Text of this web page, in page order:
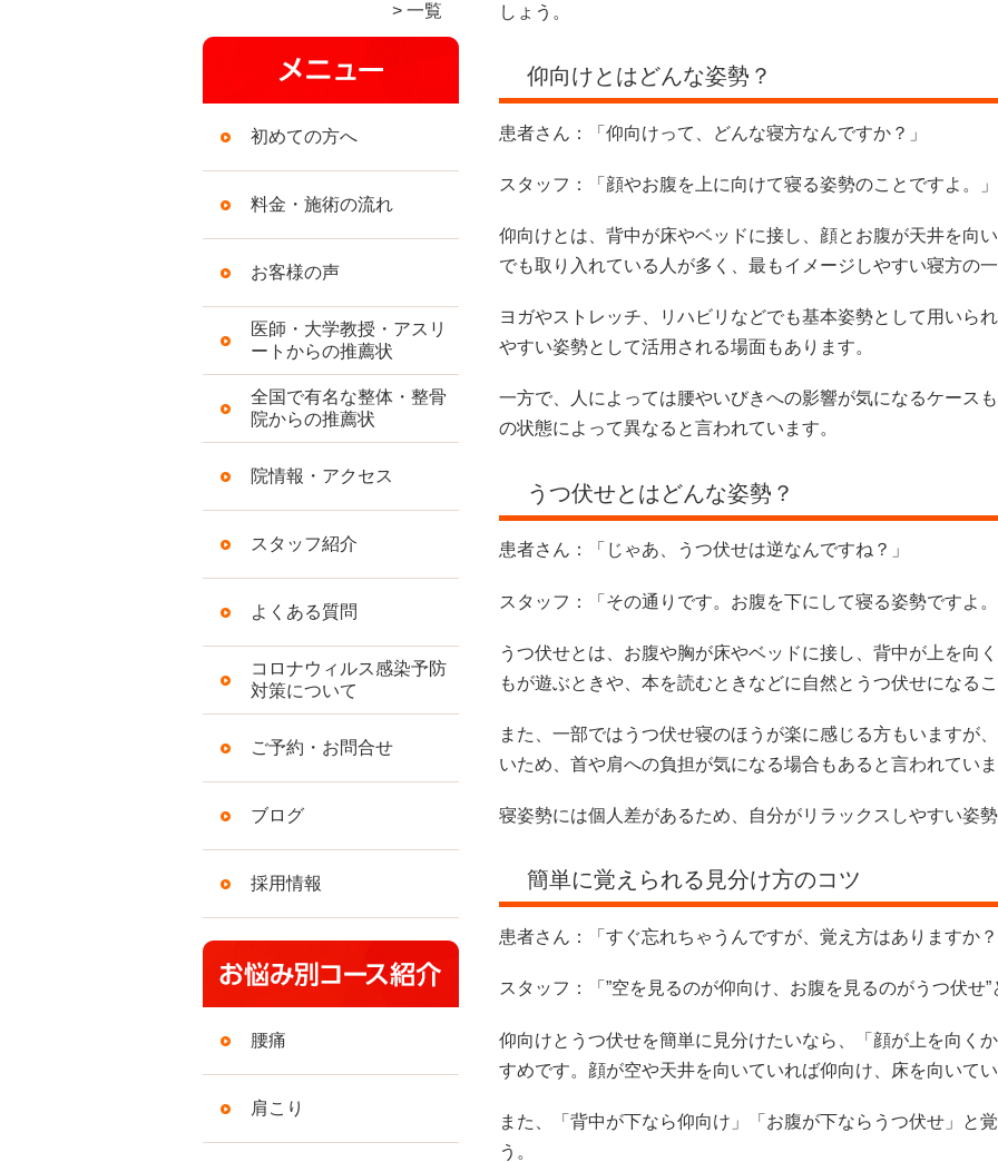
一覧
初めての方へ
料金・施術の流れ
お客様の声
医師・大学教授・アスリ
ートからの推薦状
全国で有名な整体・整骨
院からの推薦状
院情報・アクセス
スタッフ紹介
よくある質問
コロナウィルス感染予防
対策について
ご予約・お問合せ
ブログ
採用情報
腰痛
肩こり
しょう。
仰向けとはどんな姿勢？
患者さん：「仰向けって、どんな寝方なんですか？」
スタッフ：「顔やお腹を上に向けて寝る姿勢のことですよ。」
仰向けとは、背中が床やベッドに接し、顔とお腹が天井を向
でも取り入れている人が多く、最もイメージしやすい寝方の
ヨガやストレッチ、リハビリなどでも基本姿勢として用いら
やすい姿勢として活用される場面もあります。
一方で、人によっては腰やいびきへの影響が気になるケース
の状態によって異なると言われています。
うつ伏せとはどんな姿勢？
患者さん：「じゃあ、うつ伏せは逆なんですね？」
スタッフ：「その通りです。お腹を下にして寝る姿勢ですよ
うつ伏せとは、お腹や胸が床やベッドに接し、背中が上を向
もが遊ぶときや、本を読むときなどに自然とうつ伏せになる
また、一部ではうつ伏せ寝のほうが楽に感じる方もいますが
いため、首や肩への負担が気になる場合もあると言われてい
寝姿勢には個人差があるため、自分がリラックスしやすい姿
簡単に覚えられる見分け方のコツ
患者さん：「すぐ忘れちゃうんですが、覚え方はありますか
スタッフ：「”空を見るのが仰向け、お腹を見るのがうつ伏せ
仰向けとうつ伏せを簡単に見分けたいなら、「顔が上を向く
すめです。顔が空や天井を向いていれば仰向け、床を向いて
また、「背中が下なら仰向け」「お腹が下ならうつ伏せ」と
う。